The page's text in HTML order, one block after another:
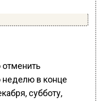
в конце
субботу,